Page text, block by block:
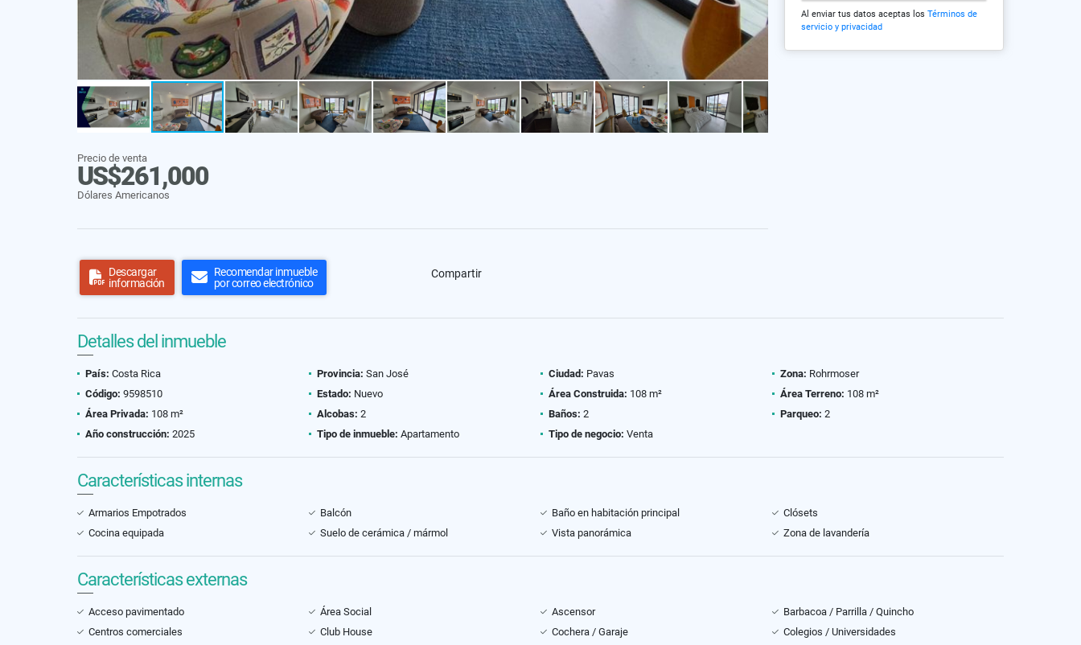
Precio de venta
US$261,000
Dólares Americanos
Descargar
información
Recomendar inmueble
por correo electrónico
Compartir
Al enviar tus datos aceptas los Términos de
servicio y privacidad
Detalles del inmueble
País: Costa Rica Provincia: San José Ciudad: Pavas Zona: Rohrmoser
Código: 9598510 Estado: Nuevo Área Construida: 108 m² Área Terreno: 108 m²
Área Privada: 108 m² Alcobas: 2 Baños: 2 Parqueo: 2
Año construcción: 2025 Tipo de inmueble: Apartamento Tipo de negocio: Venta
Características internas
Armarios Empotrados Balcón Baño en habitación principal
Clósets
Cocina equipada
Suelo de cerámica / mármol Vista panorámica Zona de lavandería
Características externas
Acceso pavimentado Área Social Ascensor
Barbacoa / Parrilla / Quincho
Centros comerciales
Club House Cochera / Garaje
Colegios / Universidades